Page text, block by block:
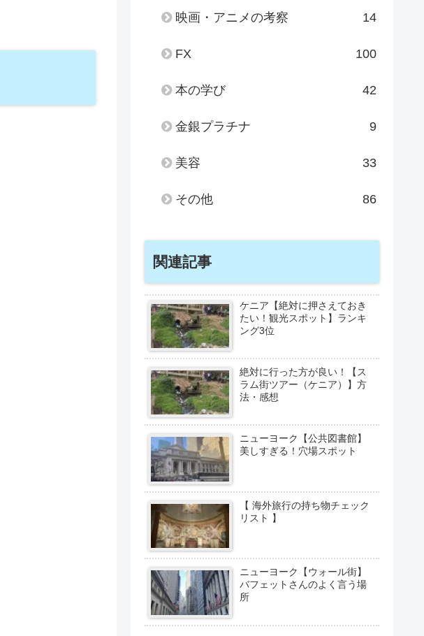
映画・アニメの考察 14
FX 100
本の学び 42
金銀プラチナ 9
美容 33
その他 86
関連記事
ケニア【絶対に押さえておき
たい！観光スポット】ランキ
ング3位
絶対に行った方が良い！【ス
ラム街ツアー（ケニア）】方
法・感想
ニューヨーク【公共図書館】
美しすぎる！穴場スポット
【 海外旅行の持ち物チェック
リスト 】
ニューヨーク【ウォール街】
バフェットさんのよく言う場
所